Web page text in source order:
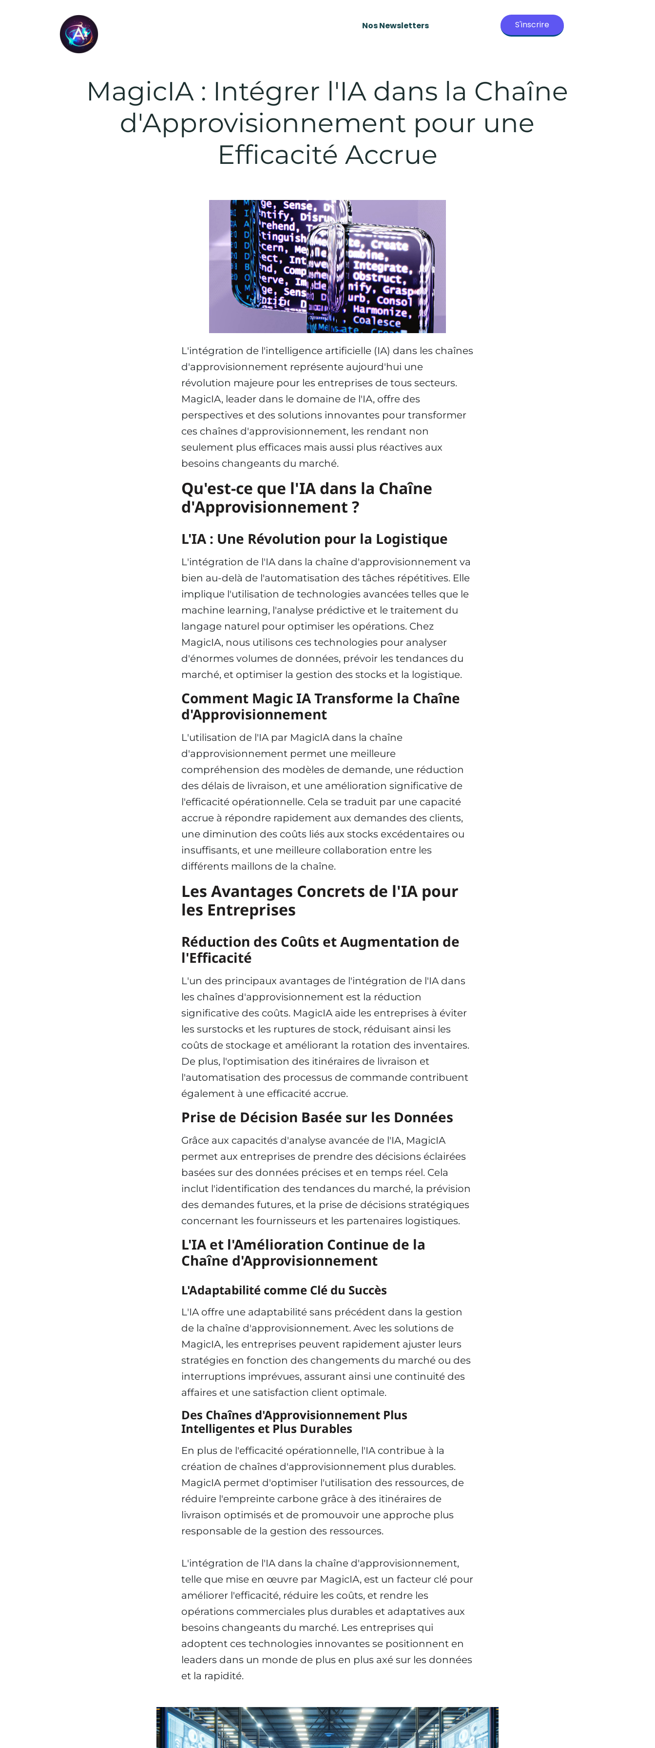
Nos Newsletters S'inscrire
MagicIA : Intégrer l'IA dans la Chaîne
d'Approvisionnement pour une
Efficacité Accrue
L'intégration de l'intelligence artificielle (IA) dans les chaînes
d'approvisionnement représente aujourd'hui une
révolution majeure pour les entreprises de tous secteurs.
MagicIA, leader dans le domaine de l'IA, offre des
perspectives et des solutions innovantes pour transformer
ces chaînes d'approvisionnement, les rendant non
seulement plus efficaces mais aussi plus réactives aux
besoins changeants du marché.
Qu'est-ce que l'IA dans la Chaîne
d'Approvisionnement ?
L'IA : Une Révolution pour la Logistique
L'intégration de l'IA dans la chaîne d'approvisionnement va
bien au-delà de l'automatisation des tâches répétitives. Elle
implique l'utilisation de technologies avancées telles que le
machine learning, l'analyse prédictive et le traitement du
langage naturel pour optimiser les opérations. Chez
MagicIA, nous utilisons ces technologies pour analyser
d'énormes volumes de données, prévoir les tendances du
marché, et optimiser la gestion des stocks et la logistique.
Comment Magic IA Transforme la Chaîne
d'Approvisionnement
L'utilisation de l'IA par MagicIA dans la chaîne
d'approvisionnement permet une meilleure
compréhension des modèles de demande, une réduction
des délais de livraison, et une amélioration significative de
l'efficacité opérationnelle. Cela se traduit par une capacité
accrue à répondre rapidement aux demandes des clients,
une diminution des coûts liés aux stocks excédentaires ou
insuffisants, et une meilleure collaboration entre les
différents maillons de la chaîne.
Les Avantages Concrets de l'IA pour
les Entreprises
Réduction des Coûts et Augmentation de
l'Efficacité
L'un des principaux avantages de l'intégration de l'IA dans
les chaînes d'approvisionnement est la réduction
significative des coûts. MagicIA aide les entreprises à éviter
les surstocks et les ruptures de stock, réduisant ainsi les
coûts de stockage et améliorant la rotation des inventaires.
De plus, l'optimisation des itinéraires de livraison et
l'automatisation des processus de commande contribuent
également à une efficacité accrue.
Prise de Décision Basée sur les Données
Grâce aux capacités d'analyse avancée de l'IA, MagicIA
permet aux entreprises de prendre des décisions éclairées
basées sur des données précises et en temps réel. Cela
inclut l'identification des tendances du marché, la prévision
des demandes futures, et la prise de décisions stratégiques
concernant les fournisseurs et les partenaires logistiques.
L'IA et l'Amélioration Continue de la
Chaîne d'Approvisionnement
L'Adaptabilité comme Clé du Succès
L'IA offre une adaptabilité sans précédent dans la gestion
de la chaîne d'approvisionnement. Avec les solutions de
MagicIA, les entreprises peuvent rapidement ajuster leurs
stratégies en fonction des changements du marché ou des
interruptions imprévues, assurant ainsi une continuité des
affaires et une satisfaction client optimale.
Des Chaînes d'Approvisionnement Plus
Intelligentes et Plus Durables
En plus de l'efficacité opérationnelle, l'IA contribue à la
création de chaînes d'approvisionnement plus durables.
MagicIA permet d'optimiser l'utilisation des ressources, de
réduire l'empreinte carbone grâce à des itinéraires de
livraison optimisés et de promouvoir une approche plus
responsable de la gestion des ressources.
L'intégration de l'IA dans la chaîne d'approvisionnement,
telle que mise en œuvre par MagicIA, est un facteur clé pour
améliorer l'efficacité, réduire les coûts, et rendre les
opérations commerciales plus durables et adaptatives aux
besoins changeants du marché. Les entreprises qui
adoptent ces technologies innovantes se positionnent en
leaders dans un monde de plus en plus axé sur les données
et la rapidité.